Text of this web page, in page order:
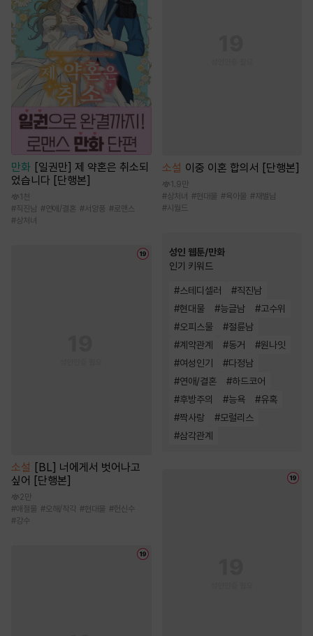
만화
[일권만] 제 약혼은 취소되
었습니다 [단행본]
1천
#직진남 #연애/결혼 #서양풍 #로맨스
#상처녀
소설 [BL] 너에게서 벗어나고
싶어 [단행본]
2만
#애절물 #오해/착각 #현대물 #헌신수
#강수
소설 이중 이혼 합의서 [단행본]
1.9만
#상처녀 #현대물 #육아물 #재벌남
#시월드
성인 웹툰/만화
인기 키워드
#스테디셀러 #직진남
#현대물 #능글남 #고수위
#오피스물 #절륜남
#계약관계 #동거 #원나잇
#여성인기 #다정남
#연애/결혼 #하드코어
#후방주의 #능욕 #유혹
#짝사랑 #모럴리스
#삼각관계